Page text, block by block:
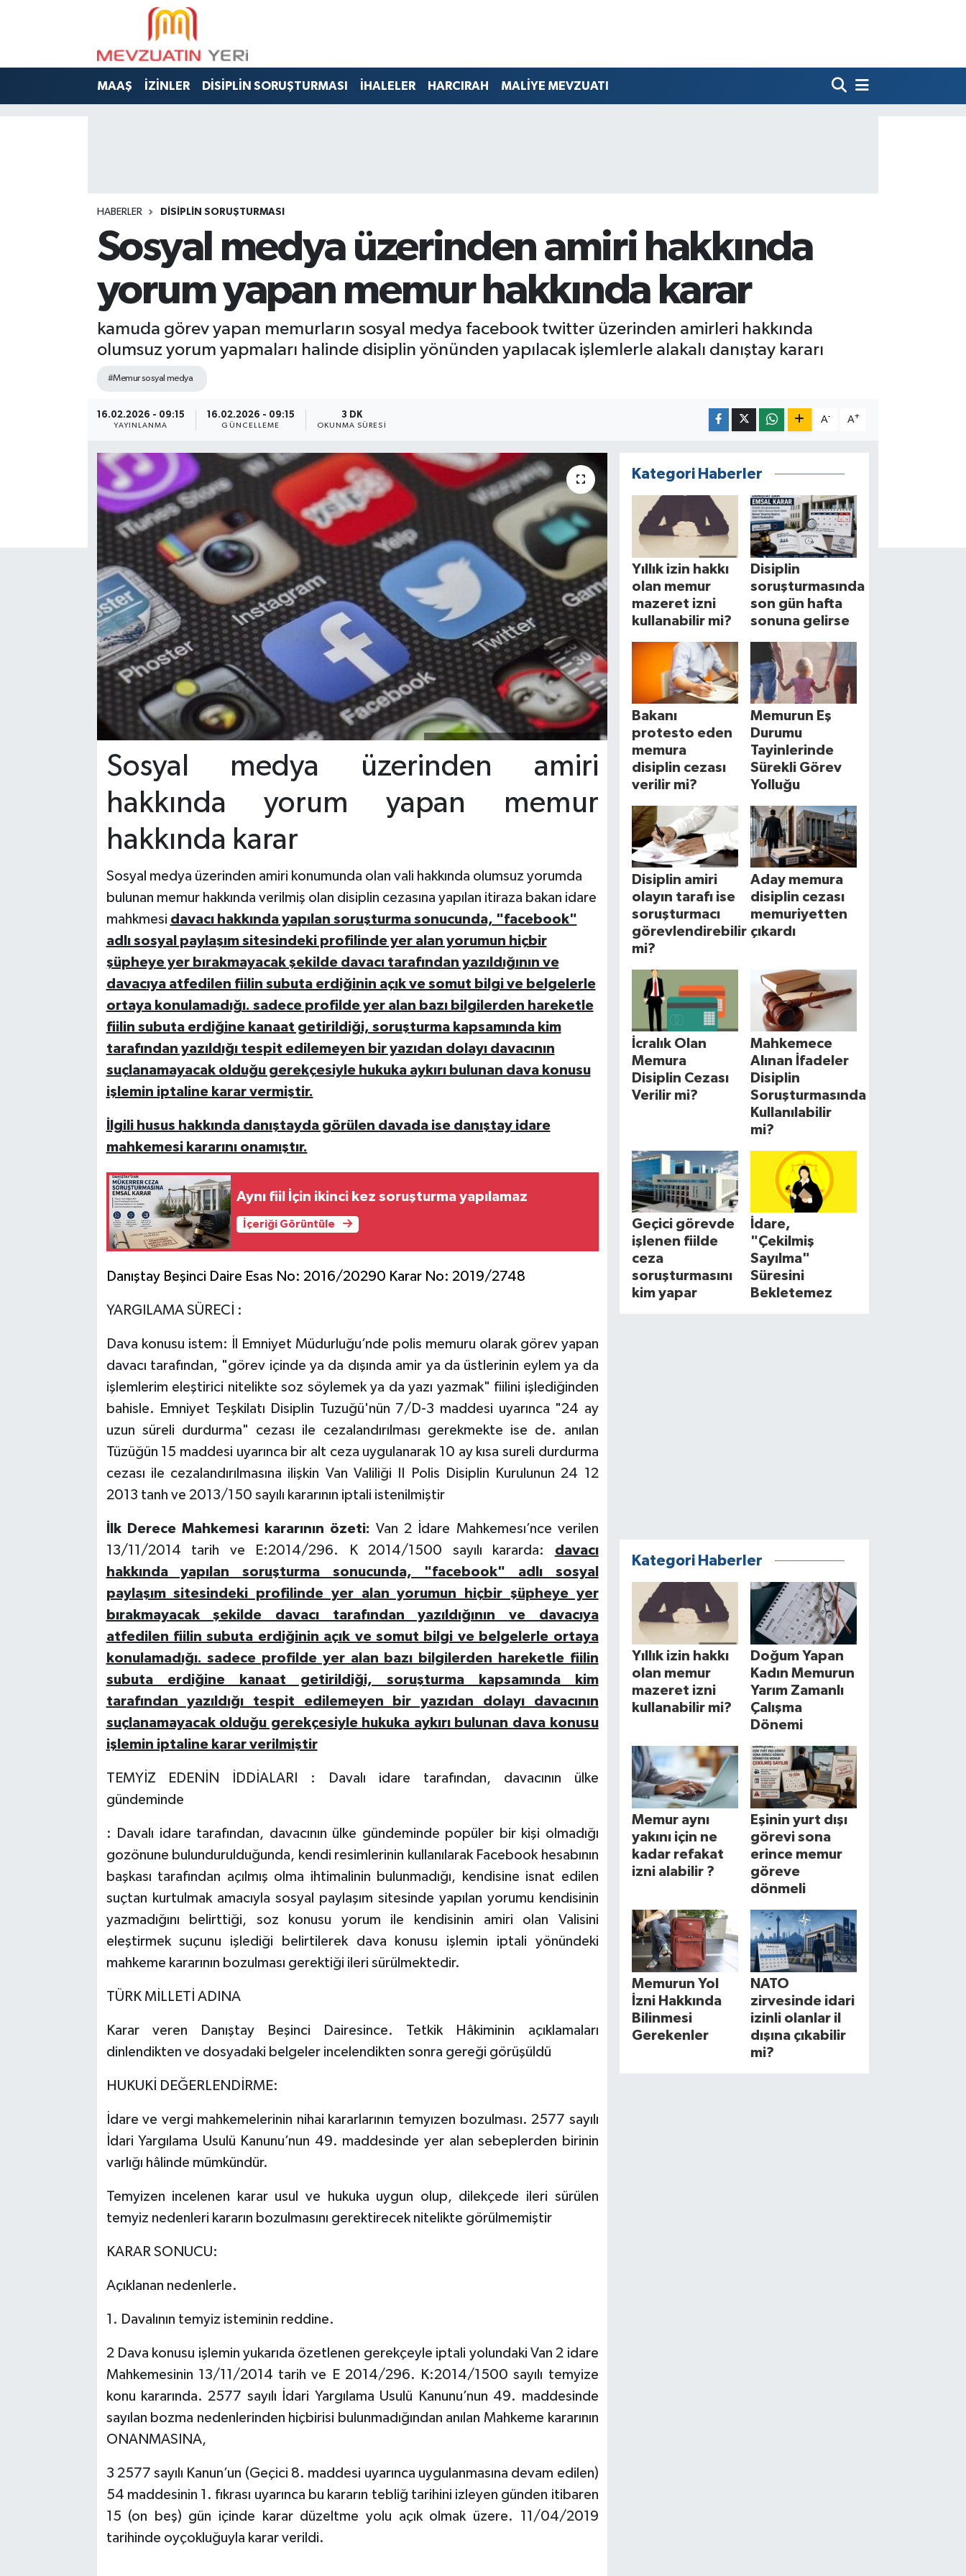
MAAŞ İZİNLER DİSİPLİN SORUŞTURMASI İHALELER HARCIRAH MALİYE MEVZUATI
HABERLER DİSİPLİN SORUŞTURMASI
Sosyal medya üzerinden amiri hakkında
yorum yapan memur hakkında karar
kamuda görev yapan memurların sosyal medya facebook twitter üzerinden amirleri hakkında
olumsuz yorum yapmaları halinde disiplin yönünden yapılacak işlemlerle alakalı danıştay kararı
#Memur sosyal medya
16.02.2026 - 09:15
YAYINLANMA
16.02.2026 - 09:15
GÜNCELLEME
3 DK
OKUNMA SÜRESI
A- A+
Sosyal medya üzerinden amiri
hakkında yorum yapan memur
hakkında karar
Sosyal medya üzerinden amiri konumunda olan vali hakkında olumsuz yorumda
bulunan memur hakkında verilmiş olan disiplin cezasına yapılan itiraza bakan idare
mahkmesi davacı hakkında yapılan soruşturma sonucunda, "facebook"
adlı sosyal paylaşım sitesindeki profilinde yer alan yorumun hiçbir
şüpheye yer bırakmayacak şekilde davacı tarafından yazıldığının ve
davacıya atfedilen fiilin subuta erdiğinin açık ve somut bilgi ve belgelerle
ortaya konulamadığı. sadece profilde yer alan bazı bilgilerden hareketle
fiilin subuta erdiğine kanaat getirildiği, soruşturma kapsamında kim
tarafından yazıldığı tespit edilemeyen bir yazıdan dolayı davacının
suçlanamayacak olduğu gerekçesiyle hukuka aykırı bulunan dava konusu
işlemin iptaline karar vermiştir.
İlgili husus hakkında danıştayda görülen davada ise danıştay idare
mahkemesi kararını onamıştır.
Aynı fiil İçin ikinci kez soruşturma yapılamaz
İçeriği Görüntüle
Danıştay Beşinci Daire Esas No: 2016/20290 Karar No: 2019/2748
YARGILAMA SÜRECİ :
Dava konusu istem: İl Emniyet Müdurluğu’nde polis memuru olarak görev yapan
davacı tarafından, "görev içinde ya da dışında amir ya da üstlerinin eylem ya da
işlemlerim eleştirici nitelikte soz söylemek ya da yazı yazmak" fiilini işlediğinden
bahisle. Emniyet Teşkilatı Disiplin Tuzuğü'nün 7/D-3 maddesi uyarınca "24 ay
uzun süreli durdurma" cezası ile cezalandırılması gerekmekte ise de. anılan
Tüzüğün 15 maddesi uyarınca bir alt ceza uygulanarak 10 ay kısa sureli durdurma
cezası ile cezalandırılmasına ilişkin Van Valiliği II Polis Disiplin Kurulunun 24 12
2013 tanh ve 2013/150 sayılı kararının iptali istenilmiştir
İlk Derece Mahkemesi kararının özeti: Van 2 İdare Mahkemesı’nce verilen
13/11/2014 tarih ve E:2014/296. K 2014/1500 sayılı kararda: davacı
hakkında yapılan soruşturma sonucunda, "facebook" adlı sosyal
paylaşım sitesindeki profilinde yer alan yorumun hiçbir şüpheye yer
bırakmayacak şekilde davacı tarafından yazıldığının ve davacıya
atfedilen fiilin subuta erdiğinin açık ve somut bilgi ve belgelerle ortaya
konulamadığı. sadece profilde yer alan bazı bilgilerden hareketle fiilin
subuta erdiğine kanaat getirildiği, soruşturma kapsamında kim
tarafından yazıldığı tespit edilemeyen bir yazıdan dolayı davacının
suçlanamayacak olduğu gerekçesiyle hukuka aykırı bulunan dava konusu
işlemin iptaline karar verilmiştir
TEMYİZ EDENİN İDDİALARI : Davalı idare tarafından, davacının ülke
gündeminde
: Davalı idare tarafından, davacının ülke gündeminde popüler bir kişi olmadığı
gozönune bulundurulduğunda, kendi resimlerinin kullanılarak Facebook hesabının
başkası tarafından açılmış olma ihtimalinin bulunmadığı, kendisine isnat edilen
suçtan kurtulmak amacıyla sosyal paylaşım sitesinde yapılan yorumu kendisinin
yazmadığını belirttiği, soz konusu yorum ile kendisinin amiri olan Valisini
eleştirmek suçunu işlediği belirtilerek dava konusu işlemin iptali yönündeki
mahkeme kararının bozulması gerektiği ileri sürülmektedir.
TÜRK MİLLETİ ADINA
Karar veren Danıştay Beşinci Dairesince. Tetkik Hâkiminin açıklamaları
dinlendikten ve dosyadaki belgeler incelendikten sonra gereği görüşüldü
HUKUKİ DEĞERLENDİRME:
İdare ve vergi mahkemelerinin nihai kararlarının temyızen bozulması. 2577 sayılı
İdari Yargılama Usulü Kanunu’nun 49. maddesinde yer alan sebeplerden birinin
varlığı hâlinde mümkündür.
Temyizen incelenen karar usul ve hukuka uygun olup, dilekçede ileri sürülen
temyiz nedenleri kararın bozulmasını gerektirecek nitelikte görülmemiştir
KARAR SONUCU:
Açıklanan nedenlerle.
1. Davalının temyiz isteminin reddine.
2 Dava konusu işlemin yukarıda özetlenen gerekçeyle iptali yolundaki Van 2 idare
Mahkemesinin 13/11/2014 tarih ve E 2014/296. K:2014/1500 sayılı temyize
konu kararında. 2577 sayılı İdari Yargılama Usulü Kanunu’nun 49. maddesinde
sayılan bozma nedenlerinden hiçbirisi bulunmadığından anılan Mahkeme kararının
ONANMASINA,
3 2577 sayılı Kanun’un (Geçici 8. maddesi uyarınca uygulanmasına devam edilen)
54 maddesinin 1. fıkrası uyarınca bu kararın tebliğ tarihini izleyen günden itibaren
15 (on beş) gün içinde karar düzeltme yolu açık olmak üzere. 11/04/2019
tarihinde oyçokluğuyla karar verildi.
Kategori Haberler
Yıllık izin hakkı
olan memur
mazeret izni
kullanabilir mi?
Disiplin
soruşturmasında
son gün hafta
sonuna gelirse
Bakanı
protesto eden
memura
disiplin cezası
verilir mi?
Memurun Eş
Durumu
Tayinlerinde
Sürekli Görev
Yolluğu
Disiplin amiri
olayın tarafı ise
soruşturmacı
görevlendirebilir
mi?
Aday memura
disiplin cezası
memuriyetten
çıkardı
İcralık Olan
Memura
Disiplin Cezası
Verilir mi?
Mahkemece
Alınan İfadeler
Disiplin
Soruşturmasında
Kullanılabilir
mi?
Geçici görevde
işlenen fiilde
ceza
soruşturmasını
kim yapar
İdare,
"Çekilmiş
Sayılma"
Süresini
Bekletemez
Kategori Haberler
Yıllık izin hakkı
olan memur
mazeret izni
kullanabilir mi?
Doğum Yapan
Kadın Memurun
Yarım Zamanlı
Çalışma
Dönemi
Memur aynı
yakını için ne
kadar refakat
izni alabilir ?
Eşinin yurt dışı
görevi sona
erince memur
göreve
dönmeli
Memurun Yol
İzni Hakkında
Bilinmesi
Gerekenler
NATO
zirvesinde idari
izinli olanlar il
dışına çıkabilir
mi?